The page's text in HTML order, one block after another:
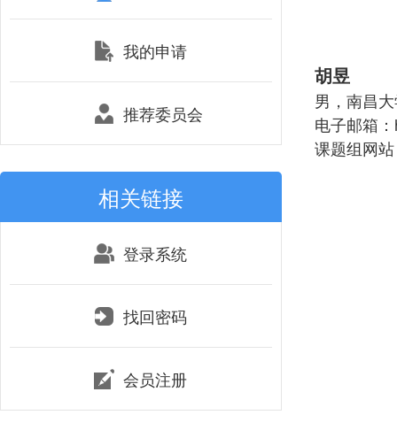
我的申请
推荐委员会
相关链接
登录系统
找回密码
会员注册
胡昱
男，南昌
电子邮箱
课题组网